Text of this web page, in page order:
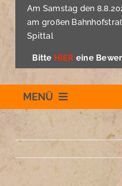
Am Samstag den
am großen
Spittal
Bitte HIER eine
MENÜ